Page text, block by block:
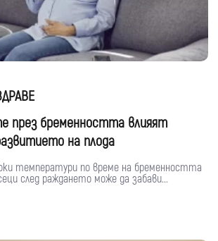
през бременността влияят
на плода
температури по време на бременността
след раждането може да забави...